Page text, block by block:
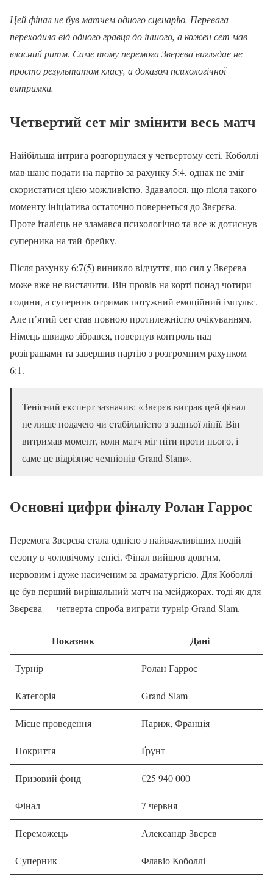
Цей фінал не був матчем одного сценарію. Перевага
переходила від одного гравця до іншого, а кожен сет мав
власний ритм. Саме тому перемога Звєрєва виглядає не
просто результатом класу, а доказом психологічної
витримки.
Четвертий сет міг змінити весь матч
Найбільша інтрига розгорнулася у четвертому сеті. Коболлі
мав шанс подати на партію за рахунку 5:4, однак не зміг
скористатися цією можливістю. Здавалося, що після такого
моменту ініціатива остаточно повернеться до Звєрєва.
Проте італієць не зламався психологічно та все ж дотиснув
суперника на тай-брейку.
Після рахунку 6:7(5) виникло відчуття, що сил у Звєрєва
може вже не вистачити. Він провів на корті понад чотири
години, а суперник отримав потужний емоційний імпульс.
Але п’ятий сет став повною протилежністю очікуванням.
Німець швидко зібрався, повернув контроль над
розіграшами та завершив партію з розгромним рахунком
6:1.
Тенісний експерт зазначив: «Звєрєв виграв цей фінал
не лише подачею чи стабільністю з задньої лінії. Він
витримав момент, коли матч міг піти проти нього, і
саме це відрізняє чемпіонів Grand Slam».
Основні цифри фіналу Ролан Гаррос
Перемога Звєрєва стала однією з найважливіших подій
сезону в чоловічому тенісі. Фінал вийшов довгим,
нервовим і дуже насиченим за драматургією. Для Коболлі
це був перший вирішальний матч на мейджорах, тоді як для
Звєрєва — четверта спроба виграти турнір Grand Slam.
Показник Дані
Турнір Ролан Гаррос
Категорія Grand Slam
Місце проведення Париж, Франція
Покриття Ґрунт
Призовий фонд €25 940 000
Фінал 7 червня
Переможець Александр Звєрєв
Суперник Флавіо Коболлі